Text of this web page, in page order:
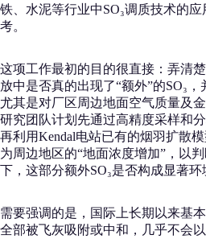
铁、水泥等行业中SO₃调质技术的
考。
这项工作最初的目的很直接：弄清
放中是否真的出现了“额外”的SO₃
尤其是对厂区周边地面空气质量及
研究团队计划先通过高精度采样和
再利用Kendal电站已有的烟羽扩散
为周边地区的“地面浓度增加”，以
下，这部分额外SO₃是否构成显著环
需要强调的是，国际上长期以来基
全部被飞灰吸附或中和，几乎不会